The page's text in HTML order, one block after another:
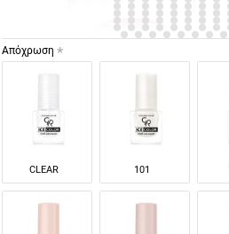
Απόχρωση
CLEAR 101